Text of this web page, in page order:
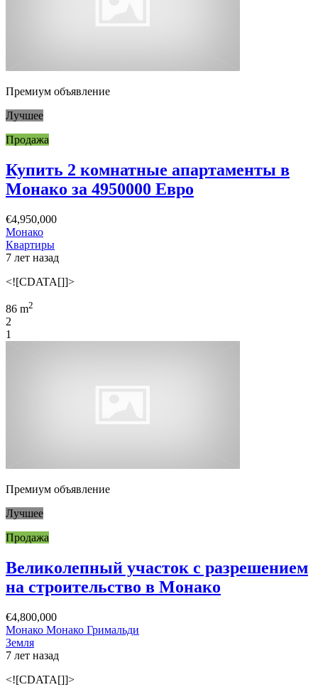
Премиум объявление
Лучшее
Продажа
Купить 2 комнатные апартаменты в
Монако за 4950000 Евро
€4,950,000
Монако
Квартиры
7 лет назад
<![CDATA[]]>
86 m2
2
1
Премиум объявление
Лучшее
Продажа
Великолепный участок с разрешением
на строительство в Монако
€4,800,000
Монако Монако Гримальди
Земля
7 лет назад
<![CDATA[]]>